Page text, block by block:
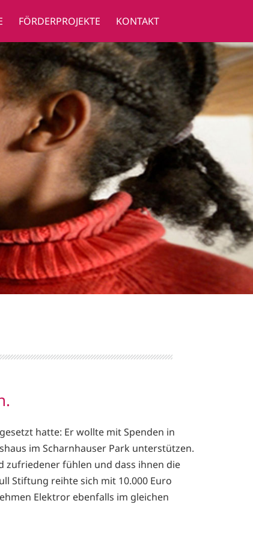
FÖRDERPROJEKTE KONTAKT
hatte: Er wollte mit Spenden in
im Scharnhauser Park unterstützen.
zufriedener fühlen und dass ihnen die
Stiftung reihte sich mit 10.000 Euro
Elektror ebenfalls im gleichen